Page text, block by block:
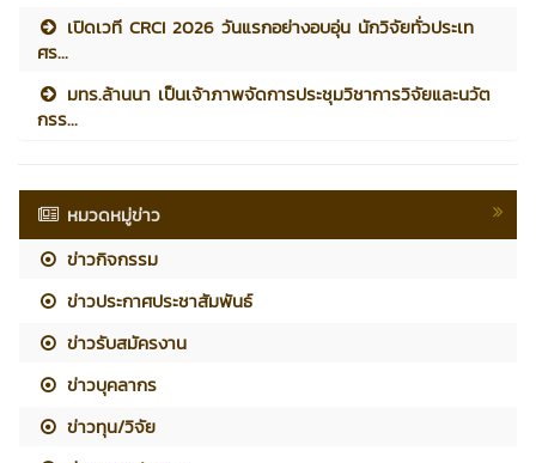
เปิดเวที CRCI 2026 วันแรกอย่างอบอุ่น นักวิจัยทั่วประเท
ศร...
มทร.ล้านนา เป็นเจ้าภาพจัดการประชุมวิชาการวิจัยและนวัต
กรร...
หมวดหมู่ข่าว
ข่าวกิจกรรม
ข่าวประกาศประชาสัมพันธ์
ข่าวรับสมัครงาน
ข่าวบุคลากร
ข่าวทุน/วิจัย